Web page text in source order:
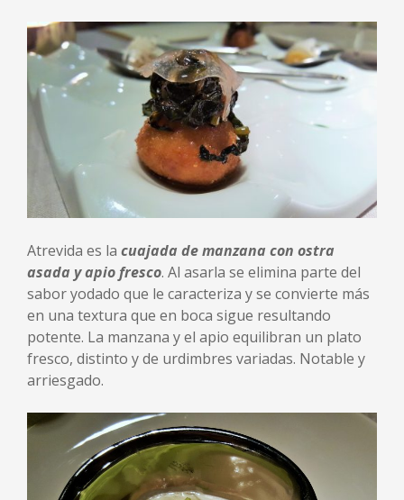
Atrevida es la cuajada de manzana con ostra
asada y apio fresco. Al asarla se elimina parte del
sabor yodado que le caracteriza y se convierte más
en una textura que en boca sigue resultando
potente. La manzana y el apio equilibran un plato
fresco, distinto y de urdimbres variadas. Notable y
arriesgado.